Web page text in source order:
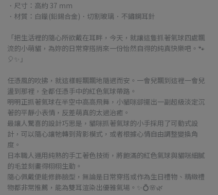
．尺寸：高約 37 mm
．材質：白鑞(鉛錫合金)．切割玻璃．不鏽鋼耳針
「把生活裡的隨心所欲戴在耳畔，今天，就讓這隻抓著氣球四處飄
流的小萌貓，為妳的日常穿搭捎來一份怡然自得的純真快樂吧。🐾
🎈✨」
任憑風的吹拂，就這樣輕飄飄地隨遇而安。一會兒飄到這裡一會兒
盪到那裡，全都任憑手中的紅色氣球帶路。
明明正抓著氣球在半空中高高飛舞，小貓咪卻擺出一副超級淡定沉
著的平靜小表情，反差萌真的太過治癒。
最讓人驚喜的設計巧思是，貓咪抓著氣球的小手採用了可動式設
計，可以隨心讓牠轉到背影模式，或者根據心情自由調整變換角
度。
日本職人運用純熟的手工著色技術，將飽滿的紅色氣球與貓咪細膩
的毛並刻畫得栩栩生動。
隨心佩戴便能修飾臉型，無論是日常穿搭或作為生日禮物、精緻禮
物都非常推薦，能為雙耳渲染出優雅氣場。✨💍🌸🌿